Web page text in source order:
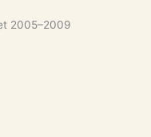
2005–2009